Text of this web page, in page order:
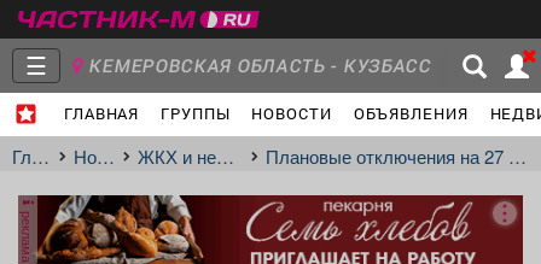
☰ КЕМЕРОВСКАЯ ОБЛАСТЬ - КУЗБАСС
ГЛАВНАЯ ГРУППЫ НОВОСТИ ОБЪЯВЛЕНИЯ
Главная
Главная Новости ЖКХ и недвижимость Плановые отключения на 27 июня (г. Междуреченск)
реклама